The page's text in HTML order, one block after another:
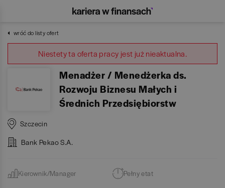
wróć do listy ofert
Niestety ta oferta pracy jest już nieaktualna.
Menadżer / Menedżerka ds.
Rozwoju Biznesu Małych i
Średnich Przedsiębiorstw
Szczecin
Bank Pekao S.A.
Kierownik/Manager Pełny etat